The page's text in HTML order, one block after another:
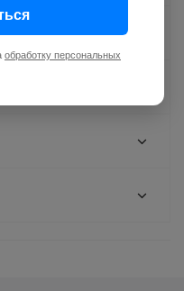
обработку персональных